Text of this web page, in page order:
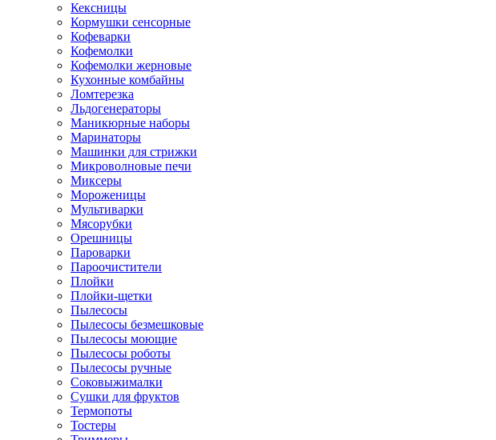
Кексницы
Кормушки сенсорные
Кофеварки
Кофемолки
Кофемолки жерновые
Кухонные комбайны
Ломтерезка
Льдогенераторы
Маникюрные наборы
Маринаторы
Машинки для стрижки
Микроволновые печи
Миксеры
Мороженицы
Мультиварки
Мясорубки
Орешницы
Пароварки
Пароочистители
Плойки
Плойки-щетки
Пылесосы
Пылесосы безмешковые
Пылесосы моющие
Пылесосы роботы
Пылесосы ручные
Соковыжималки
Сушки для фруктов
Термопоты
Тостеры